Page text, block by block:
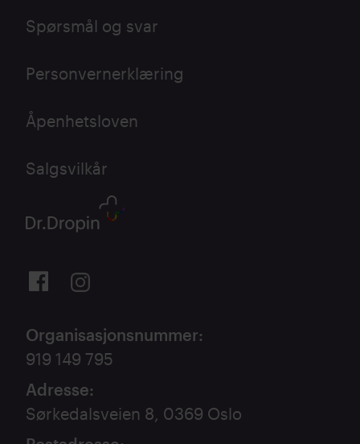
Spørsmål og svar
Personvernerklæring
Åpenhetsloven
Salgsvilkår
Organisasjonsnummer:
919 149 795
Adresse:
Sørkedalsveien 8, 0369 Oslo